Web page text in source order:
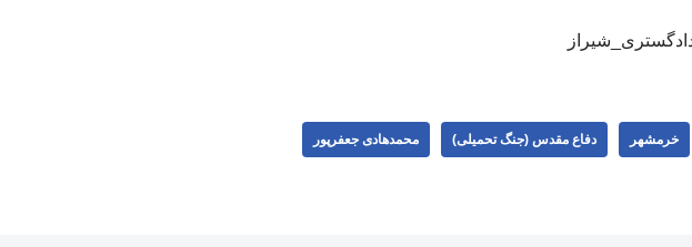
خرمشهر دفاع مقدس (جنگ تحمیلی) محمدهادی جعفرپور